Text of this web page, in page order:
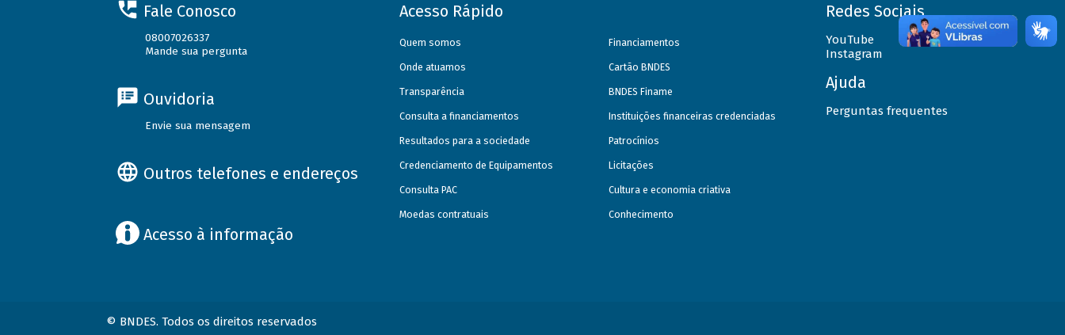
Fale Conosco
08007026337
Mande sua pergunta
Ouvidoria
Envie sua mensagem
Outros telefones e endereços
Acesso à informação
Acesso Rápido
Quem somos
Onde atuamos
Transparência
Consulta a financiamentos
Resultados para a sociedade
Credenciamento de Equipamentos
Consulta PAC
Moedas contratuais
Financiamentos
Cartão BNDES
BNDES Finame
Instituições financeiras credenciadas
Patrocínios
Licitações
Cultura e economia criativa
Conhecimento
Redes Sociais
YouTube
Instagram
Ajuda
Perguntas frequentes
© BNDES. Todos os direitos reservados